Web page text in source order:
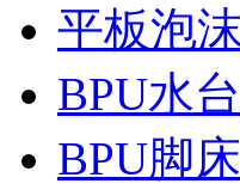
平板泡
BPU水台
BPU脚床